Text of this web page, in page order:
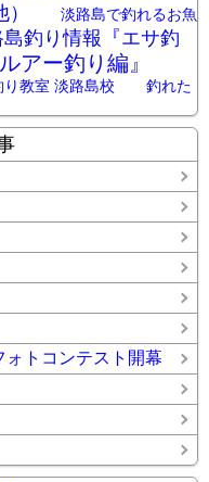
淡路島で釣れるお魚
釣り情報『エサ釣
アー釣り編』
り教室 淡路島校
釣れた
トコンテスト開幕